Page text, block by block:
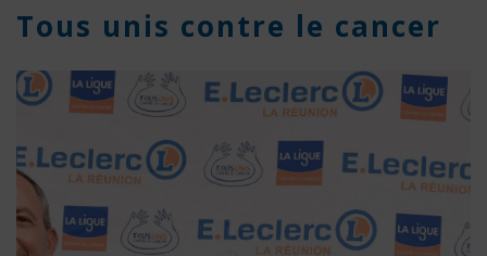
Tous unis contre le cancer